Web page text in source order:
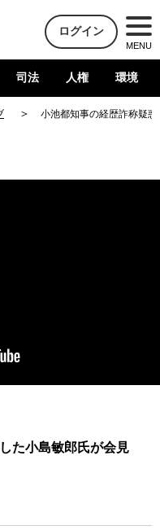
ログイン
MENU
司法 人権 環境
小池都知事の経歴詐称疑
た小島敏郎氏が会見